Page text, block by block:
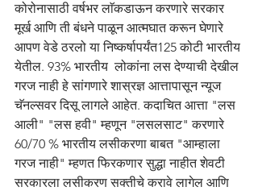
कोरोनासाठी वर्षभर लाॅकडाऊन करणारे सरकार
मूर्ख आणि ती बंधने पाळून आत्मघात करून घेणारे
आपण वेडे ठरलो या निष्कर्षापर्यंत125 कोटी भारतीय
येतील. 93% भारतीय  लोकांना लस देण्याची देखील
गरज नाही हे सांगणारे शास्रज्ञ आत्तापासून न्यूज
चॅनल्सवर दिसू लागले आहेत. कदाचित आत्ता "लस
आली" "लस हवी" म्हणून "लसलसाट" करणारे
60/70 % भारतीय लसीकरणा बाबत "आम्हाला
गरज नाही" म्हणत फिरकणार सुद्धा नाहीत शेवटी
सरकारला लसीकरण सक्तीचे करावे लागेल आणि